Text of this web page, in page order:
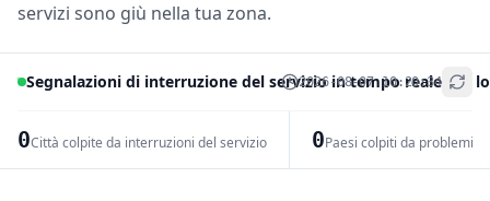
servizi sono giù nella tua zona.
Segnalazioni di interruzione del servizio in tempo reale per
2026-08-07 10:20:34
0Città colpite da interruzioni del servizio 0Paesi colpiti da problemi
+